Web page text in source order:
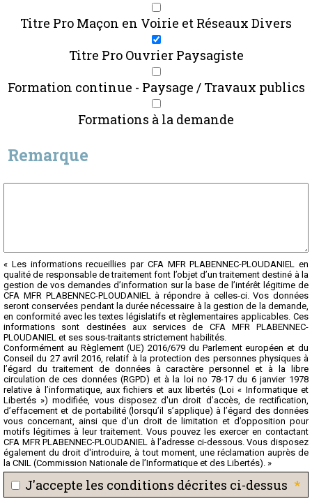
Titre Pro Maçon en Voirie et Réseaux Divers
Titre Pro Ouvrier Paysagiste
Formation continue - Paysage / Travaux publics
Formations à la demande
Remarque
« Les informations recueillies par CFA MFR PLABENNEC-PLOUDANIEL en
qualité de responsable de traitement font l’objet d’un traitement destiné à la
gestion de vos demandes d’information sur la base de l’intérêt légitime de
CFA MFR PLABENNEC-PLOUDANIEL à répondre à celles-ci. Vos données
seront conservées pendant la durée nécessaire à la gestion de la demande,
en conformité avec les textes législatifs et règlementaires applicables. Ces
informations sont destinées aux services de CFA MFR PLABENNEC-
PLOUDANIEL et ses sous-traitants strictement habilités.
Conformément au Règlement (UE) 2016/679 du Parlement européen et du
Conseil du 27 avril 2016, relatif à la protection des personnes physiques à
l’égard du traitement de données à caractère personnel et à la libre
circulation de ces données (RGPD) et à la loi no 78-17 du 6 janvier 1978
relative à l’informatique, aux fichiers et aux libertés (Loi « Informatique et
Libertés ») modifiée, vous disposez d'un droit d’accès, de rectification,
d’effacement et de portabilité (lorsqu’il s’applique) à l’égard des données
vous concernant, ainsi que d’un droit de limitation et d’opposition pour
motifs légitimes à leur traitement. Vous pouvez les exercer en contactant
CFA MFR PLABENNEC-PLOUDANIEL à l’adresse ci-dessous. Vous disposez
également du droit d'introduire, à tout moment, une réclamation auprès de
la CNIL (Commission Nationale de l’Informatique et des Libertés). »
J'accepte les conditions décrites ci-dessus *